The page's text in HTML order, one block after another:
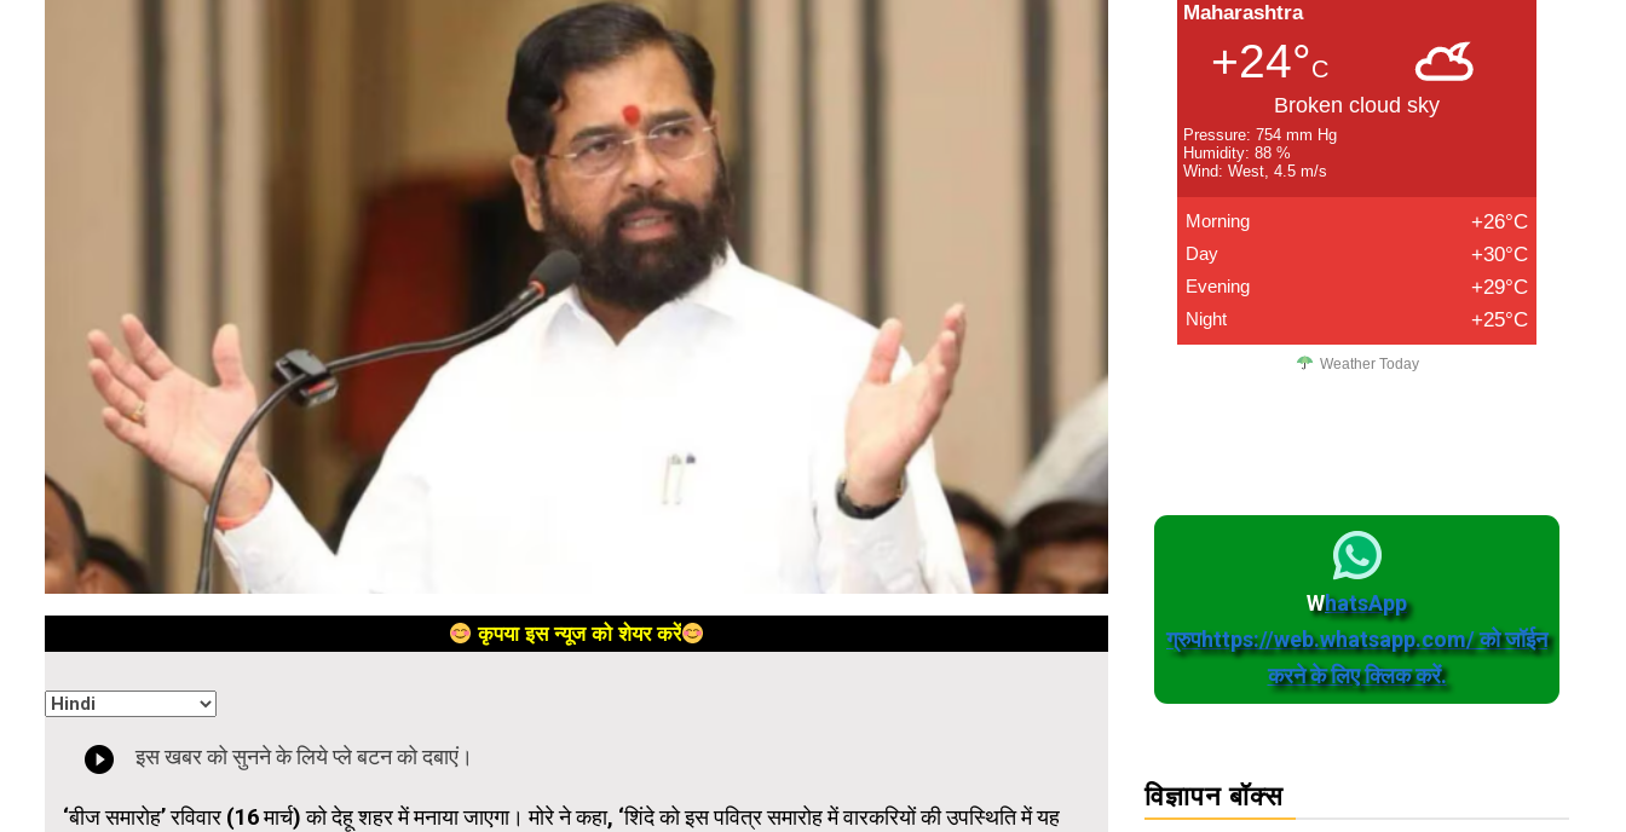
कृपया इस न्यूज को शेयर करें
‘बीज समारोह’ रविवार (16 मार्च) को देहू शहर में मनाया जाएगा। मोरे ने कहा, ‘शिंदे को इस पवित्र समारोह में वारकरियों की उपस्थिति में यह
Maharashtra
+24°C
Broken cloud sky
Pressure: 754 mm Hg
Humidity: 88 %
Wind: West, 4.5 m/s
Morning +26°C
Day +30°C
Evening +29°C
Night +25°C
Weather Today
WhatsApp
ग्रुपhttps://web.whatsapp.com/ को जॉईन
करने के लिए क्लिक करें.
विज्ञापन बॉक्स